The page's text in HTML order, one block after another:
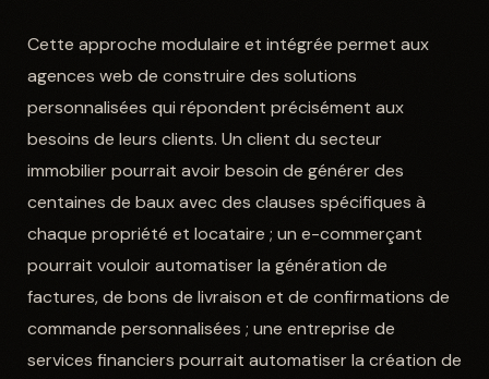
Cette approche modulaire et intégrée permet aux
agences web de construire des solutions
personnalisées qui répondent précisément aux
besoins de leurs clients. Un client du secteur
immobilier pourrait avoir besoin de générer des
centaines de baux avec des clauses spécifiques à
chaque propriété et locataire ; un e-commerçant
pourrait vouloir automatiser la génération de
factures, de bons de livraison et de confirmations de
commande personnalisées ; une entreprise de
services financiers pourrait automatiser la création de